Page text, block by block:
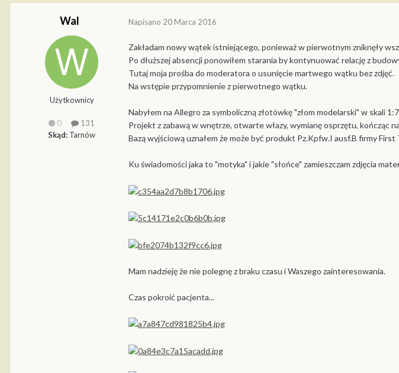
Wal
Użytkownicy
0
131
Skąd: Tarnów
Napisano 20 Marca 2016
Zakładam nowy wątek istniejącego, ponieważ w pierwotnym zniknęły
Po dłuższej absencji ponowiłem starania by kontynuować relację z
Tutaj moja prośba do moderatora o usunięcie martwego wątku bez zdjęć.
Na wstępie przypomnienie z pierwotnego wątku.
Nabyłem na Allegro za symboliczną złotówkę "złom modelarski" w skali
Projekt z zabawą w wnętrze, otwarte włazy, wymianę osprzętu, kończąc
Bazą wyjściową uznałem że może być produkt Pz.Kpfw.I ausf.B firmy
Ku świadomości jaka to "motyka" i jakie "słońce" zamieszczam zdjęcia
Mam nadzieję że nie polegnę z braku czasu i Waszego zainteresowania.
Czas pokroić pacjenta...